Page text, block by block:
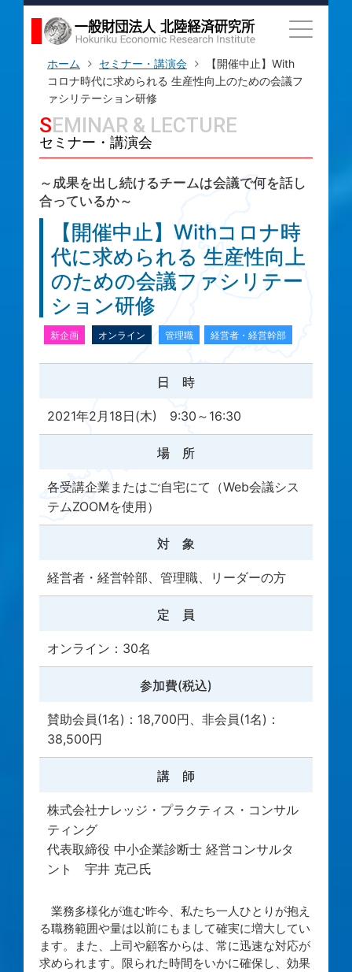
ホーム セミナー・講演会
【開催中止】With
コロナ時代に求められる 生産性向上のための会議フ
ァシリテーション研修
SEMINAR & LECTURE
セミナー・講演会
～成果を出し続けるチームは会議で何を話し
合っているか～
【開催中止】Withコロナ時
代に求められる 生産性向上
のための会議ファシリテー
ション研修
新企画 オンライン 管理職 経営者・経営幹部
日 時
2021年2月18日(木) 9:30～16:30
場 所
各受講企業またはご自宅にて（Web会議シス
テムZOOMを使用）
対 象
経営者・経営幹部、管理職、リーダーの方
定 員
オンライン：30名
参加費(税込)
賛助会員(1名)：18,700円、非会員(1名)：
38,500円
講 師
株式会社ナレッジ・プラクティス・コンサル
ティング
代表取締役 中小企業診断士 経営コンサルタ
ント 宇井 克己氏
業務多様化が進む昨今、私たち一人ひとりが抱え
る職務範囲や量は以前にもまして確実に増大してい
ます。また、上司や顧客からは、常に迅速な対応が
求められます。限られた時間をいかに確保し、効果